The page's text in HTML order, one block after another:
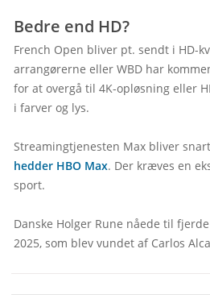
Bedre end HD?
French Open bliver pt. sendt i HD-
arrangørerne eller WBD har
for at overgå til 4K-opløsning eller
i farver og lys.
Streamingtjenesten Max bliver
hedder HBO Max. Der kræves en
sport.
Danske Holger Rune nåede til
2025, som blev vundet af Carlos